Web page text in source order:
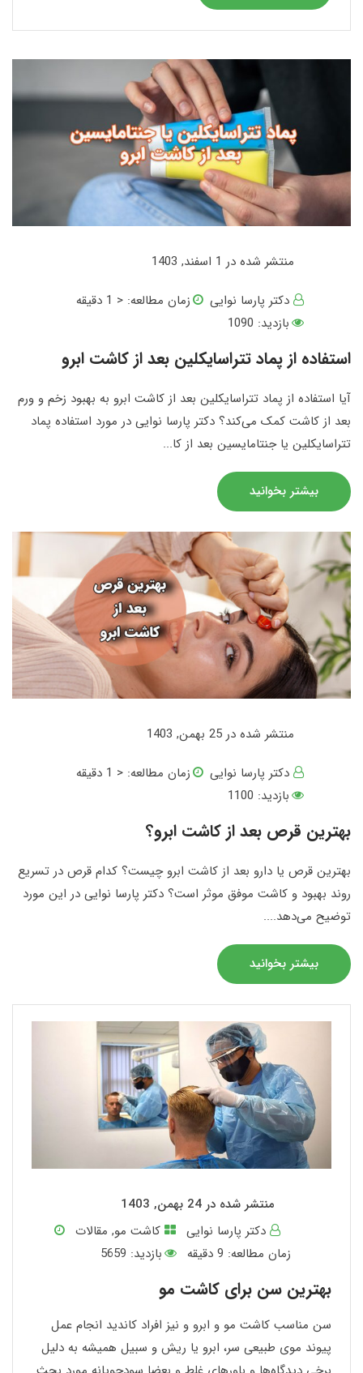
منتشر شده در 1 اسفند, 1403
دکتر پارسا نوایی
زمان مطالعه: < 1
دقیقه
بازدید: 1090
استفاده از پماد تتراسایکلین بعد از کاشت ابرو
آیا استفاده از پماد تتراسایکلین بعد از کاشت ابرو به بهبود زخم و ورم
بعد از کاشت کمک می‌کند؟ دکتر پارسا نوایی در مورد استفاده پماد
تتراسایکلین یا جنتامایسین بعد از کا...
بیشتر بخوانید
منتشر شده در 25 بهمن, 1403
دکتر پارسا نوایی
زمان مطالعه: < 1
دقیقه
بازدید: 1100
بهترین قرص بعد از کاشت ابرو؟
بهترین قرص یا دارو بعد از کاشت ابرو چیست؟ کدام قرص در تسریع
روند بهبود و کاشت موفق موثر است؟ دکتر پارسا نوایی در این مورد
توضیح می‌دهد....
بیشتر بخوانید
منتشر شده در 24 بهمن, 1403
دکتر پارسا نوایی
کاشت مو, مقالات
زمان مطالعه: 9 دقیقه بازدید: 5659
بهترین سن برای کاشت مو
سن مناسب کاشت مو و ابرو و نیز افراد کاندید انجام عمل
پیوند موی طبیعی سر، ابرو یا ریش و سبیل همیشه به دلیل